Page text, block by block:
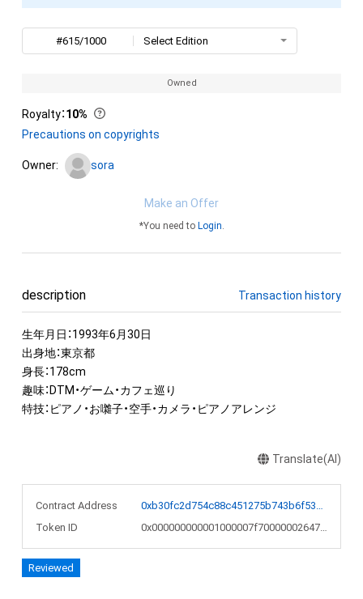
#615/1000 Select Edition
Owned
Royalty：10%
Precautions on copyrights
Owner: sora
Make an Offer
*You need to Login.
description Transaction history
生年月日：1993年6月30日
出身地：東京都
身長：178cm
趣味：DTM・ゲーム・カフェ巡り
特技：ピアノ・お囃子・空手・カメラ・ピアノアレンジ
Translate(AI)
Contract Address
0xb30fc2d754c88c451275b743b6f530f19f643683
Token ID
0x000000000001000007f70000002647da
Reviewed